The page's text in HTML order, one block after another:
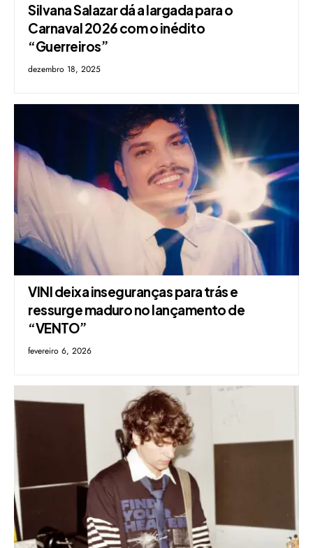
Silvana Salazar dá a largada para o
Carnaval 2026 com o inédito
“Guerreiros”
dezembro 18, 2025
VINI deixa inseguranças para trás e
ressurge maduro no lançamento de
“VENTO”
fevereiro 6, 2026